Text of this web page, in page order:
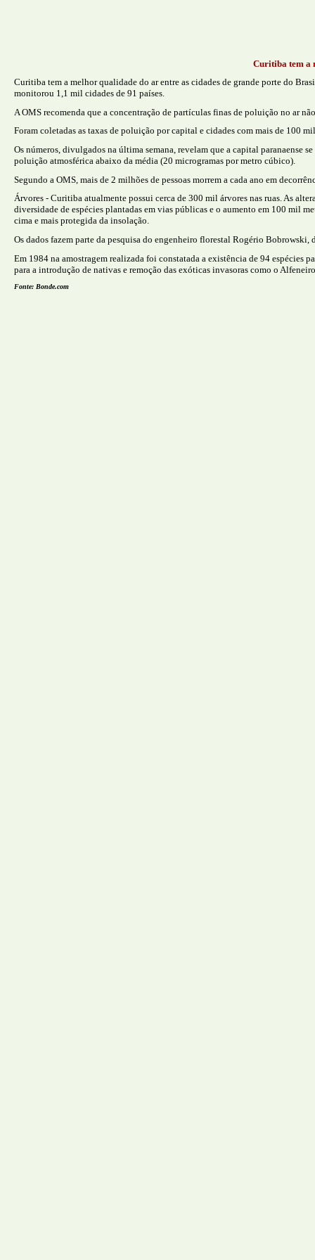
Curitiba tem a
Curitiba tem a melhor qualidade do ar entre as cidades de grande porte do
monitorou 1,1 mil cidades de 91 países.
A OMS recomenda que a concentração de partículas finas de poluição no ar
Foram coletadas as taxas de poluição por capital e cidades com mais de 100
Os números, divulgados na última semana, revelam que a capital paranaense
poluição atmosférica abaixo da média (20 microgramas por metro cúbico).
Segundo a OMS, mais de 2 milhões de pessoas morrem a cada ano em
Árvores - Curitiba atualmente possui cerca de 300 mil árvores nas ruas. As
diversidade de espécies plantadas em vias públicas e o aumento em 100 mil
cima e mais protegida da insolação.
Os dados fazem parte da pesquisa do engenheiro florestal Rogério
Em 1984 na amostragem realizada foi constatada a existência de 94 espécies
para a introdução de nativas e remoção das exóticas invasoras como o
Fonte: Bonde.com